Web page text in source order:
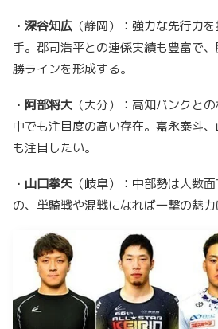
・ 深谷知広 （静岡）：強力な先行力
手。郡司浩平との連係実績も豊富で
勝ラインを形成する。
・ 阿部将大 （大分）：高知バンクと
中でも注目度の高い存在。嘉永泰斗
も注目したい。
・ 山口拳矢 （岐阜）：中部勢は人数
の、単騎戦や混戦になれば一撃の魅力